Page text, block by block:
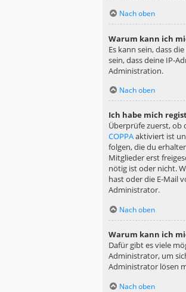
Nach oben
Warum kann ich
Es kann sein, dass
sein, dass deine IP-
Administration.
Nach oben
Ich habe mich
Überprüfe zuerst, ob
COPPAaktiviert ist
folgen, die du
Mitglieder erst
nötig ist oder nicht.
hast oder die E-Mail
Administrator.
Nach oben
Warum kann ich
Dafür gibt es viele
Administrator, um
Administrator lösen
Nach oben